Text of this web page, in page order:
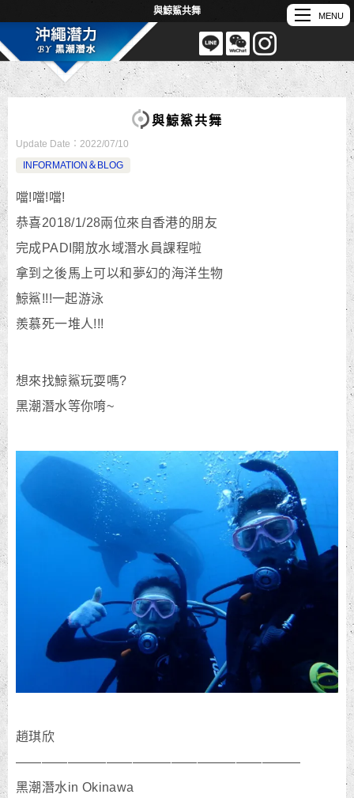
與鯨鯊共舞
與鯨鯊共舞
Update Date： 2022/07/10
INFORMATION＆BLOG
噹!噹!噹!
恭喜2018/1/28兩位來自香港的朋友
完成PADI開放水域潛水員課程啦
拿到之後馬上可以和夢幻的海洋生物
鯨鯊!!!一起游泳
羨慕死一堆人!!!
想來找鯨鯊玩耍嗎?
黑潮潛水等你唷~
趙琪欣
——————————————————————
黑潮潛水in Okinawa